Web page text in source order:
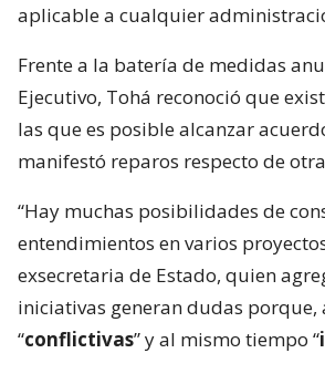
aplicable a cualquier
Frente a la batería de medidas
Ejecutivo, Tohá reconoció que
las que es posible alcanzar
manifestó reparos respecto de
“Hay muchas posibilidades de
entendimientos en varios
exsecretaria de Estado, quien
iniciativas generan dudas porque,
“conflictivas” y al mismo tiempo “